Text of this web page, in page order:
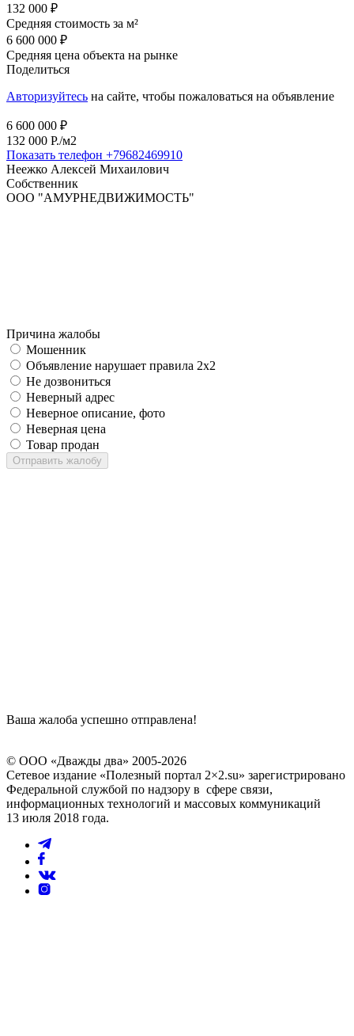
132 000 ₽
Средняя стоимость за м²
6 600 000 ₽
Средняя цена объекта на рынке
Поделиться
Авторизуйтесь на сайте, чтобы пожаловаться на объявление
6 600 000 ₽
132 000 P./м2
Показать телефон +79682469910
Неежко Алексей Михаилович
Собственник
ООО "АМУРНЕДВИЖИМОСТЬ"
Причина жалобы
Мошенник
Объявление нарушает правила 2x2
Не дозвониться
Неверный адрес
Неверное описание, фото
Неверная цена
Товар продан
Отправить жалобу
Ваша жалоба успешно отправлена!
© ООО «Дважды два» 2005-2026
Сетевое издание «Полезный портал 2×2.su» зарегистрировано
Федеральной службой по надзору в сфере связи,
информационных технологий и массовых коммуникаций
13 июля 2018 года.